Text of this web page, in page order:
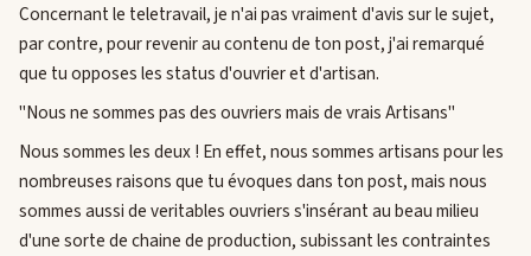
Concernant le teletravail, je n'ai pas vraiment d'avis sur le sujet,
par contre, pour revenir au contenu de ton post, j'ai remarqué
que tu opposes les status d'ouvrier et d'artisan.
"Nous ne sommes pas des ouvriers mais de vrais Artisans"
Nous sommes les deux ! En effet, nous sommes artisans pour les
nombreuses raisons que tu évoques dans ton post, mais nous
sommes aussi de veritables ouvriers s'insérant au beau milieu
d'une sorte de chaine de production, subissant les contraintes